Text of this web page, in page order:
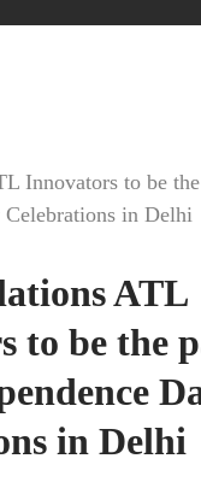
Innovators to be
Celebrations in Delhi
ATL
to be the
in Delhi